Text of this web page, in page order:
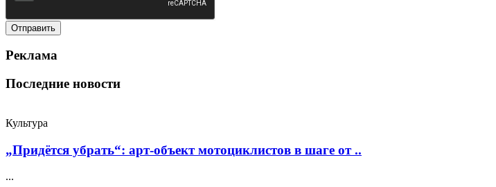
Реклама
Последние новости
Культура
„Придётся убрать“: арт‑объект мотоциклистов в шаге от ..
...